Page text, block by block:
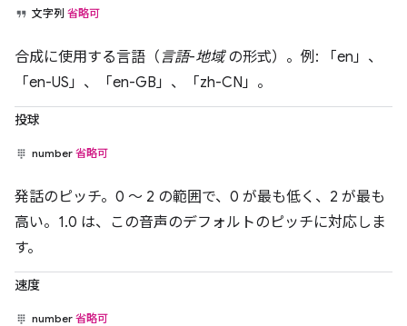
文字列 省略可
合成に使用する言語（ 言語-地域の形式）。例: 「en」、
「en-US」、「en-GB」、「zh-CN」。
投球
number 省略可
発話のピッチ。0 ～ 2 の範囲で、0 が最も低く、2 が最も
高い。1.0 は、この音声のデフォルトのピッチに対応しま
す。
速度
number 省略可